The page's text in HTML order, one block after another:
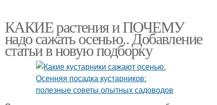
КАКИЕ растения и ПОЧЕМУ
надо сажать осенью.. Добавление
статьи в новую подборку